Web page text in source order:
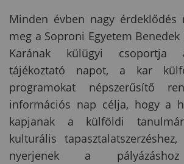
Minden évben nagy érdeklődés
meg a Soproni Egyetem Benedek
Karának külügyi csoportja
tájékoztató napot, a kar
programokat népszerűsítő
információs nap célja, hogy a
kapjanak a külföldi
kulturális
nyerjenek a